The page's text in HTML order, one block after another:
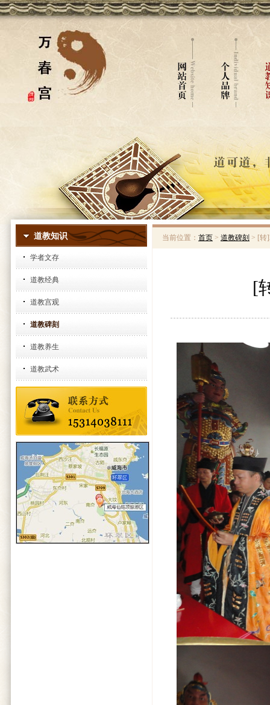
道教知识
学者文存
道教经典
道教宫观
道教碑刻
道教养生
道教武术
当前位置： 首页 > 道教碑刻 > [转
[